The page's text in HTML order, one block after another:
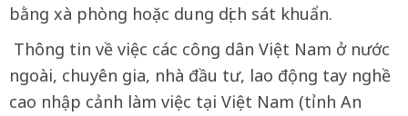
bằng xà phòng hoặc dung dịch sát khuẩn.
Thông tin về việc các công dân Việt Nam ở nước
ngoài, chuyên gia, nhà đầu tư, lao động tay nghề
cao nhập cảnh làm việc tại Việt Nam (tỉnh An